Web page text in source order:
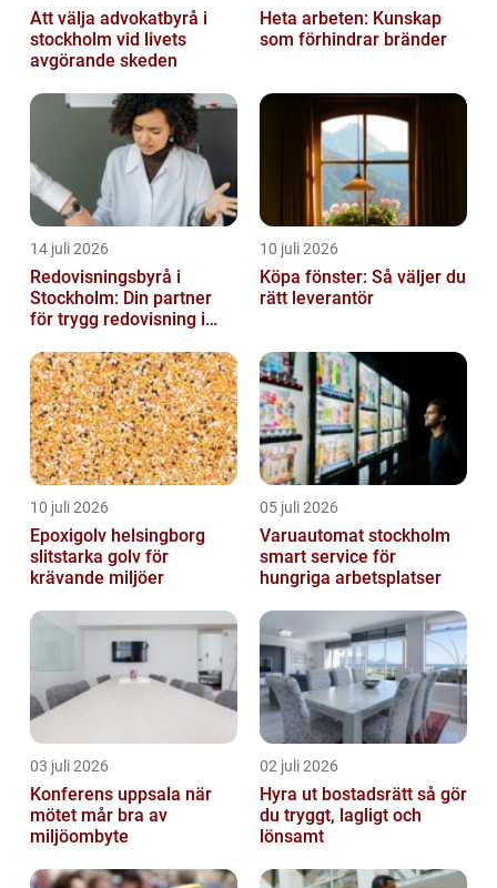
Att välja advokatbyrå i
stockholm vid livets
avgörande skeden
Heta arbeten: Kunskap
som förhindrar bränder
14 juli 2026
Redovisningsbyrå i
Stockholm: Din partner
för trygg redovisning i
10 juli 2026
Köpa fönster: Så väljer du
rätt leverantör
10 juli 2026
Epoxigolv helsingborg
slitstarka golv för
krävande miljöer
05 juli 2026
Varuautomat stockholm
smart service för
hungriga arbetsplatser
03 juli 2026
Konferens uppsala när
mötet mår bra av
miljöombyte
02 juli 2026
Hyra ut bostadsrätt så gör
du tryggt, lagligt och
lönsamt